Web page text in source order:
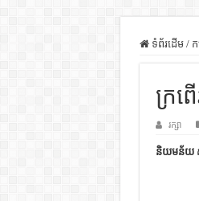
ទំព័រដើម / ក
ក្រព
រក្សា
និយមន័យ